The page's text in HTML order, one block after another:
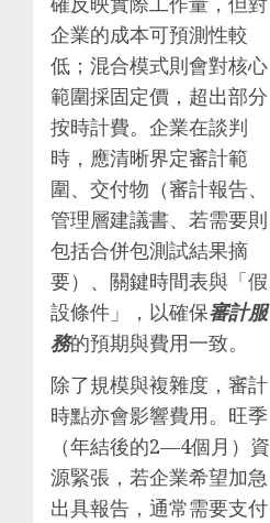
企業的成本可預測性較
低；混合模式則會對核心
範圍採固定價，超出部分
按時計費。企業在談判
時，應清晰界定審計範
圍、交付物（審計報告、
管理層建議書、若需要則
包括合併包測試結果摘
要）、關鍵時間表與「假
設條件」，以確保審計服
務的預期與費用一致。
除了規模與複雜度，審計
時點亦會影響費用。旺季
（年結後的2—4個月）資
源緊張，若企業希望加急
出具報告，通常需要支付